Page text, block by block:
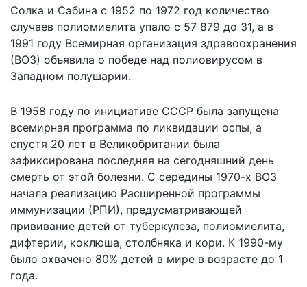
Солка и Сэбина с 1952 по 1972 год количество
случаев полиомиелита упало с 57 879 до 31, а в
1991 году Всемирная организация здравоохранения
(ВОЗ) объявила о победе над полиовирусом в
Западном полушарии.
В 1958 году по инициативе СССР была запущена
всемирная программа по ликвидации оспы, а
спустя 20 лет в Великобритании была
зафиксирована последняя на сегодняшний день
смерть от этой болезни. С середины 1970-х ВОЗ
начала реализацию Расширенной программы
иммунизации (РПИ), предусматривающей
прививание детей от туберкулеза, полиомиелита,
дифтерии, коклюша, столбняка и кори. К 1990-му
было охвачено 80% детей в мире в возрасте до 1
года.